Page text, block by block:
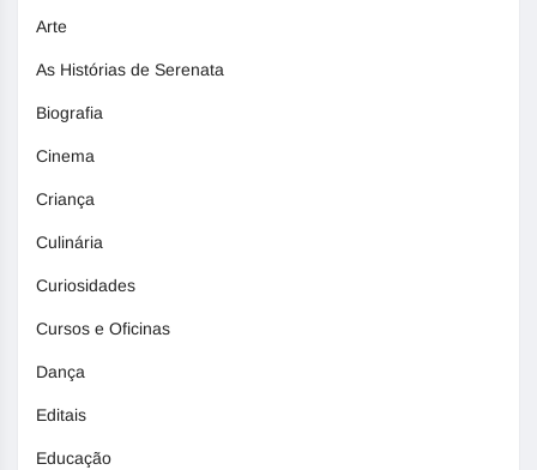
Arte
As Histórias de Serenata
Biografia
Cinema
Criança
Culinária
Curiosidades
Cursos e Oficinas
Dança
Editais
Educação